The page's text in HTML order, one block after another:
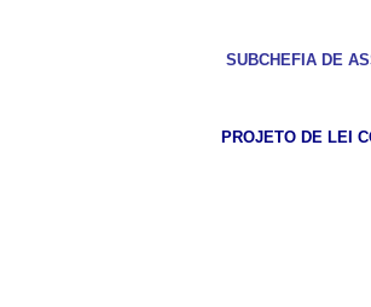
SUBCHEFIA DE
PROJETO DE LEI